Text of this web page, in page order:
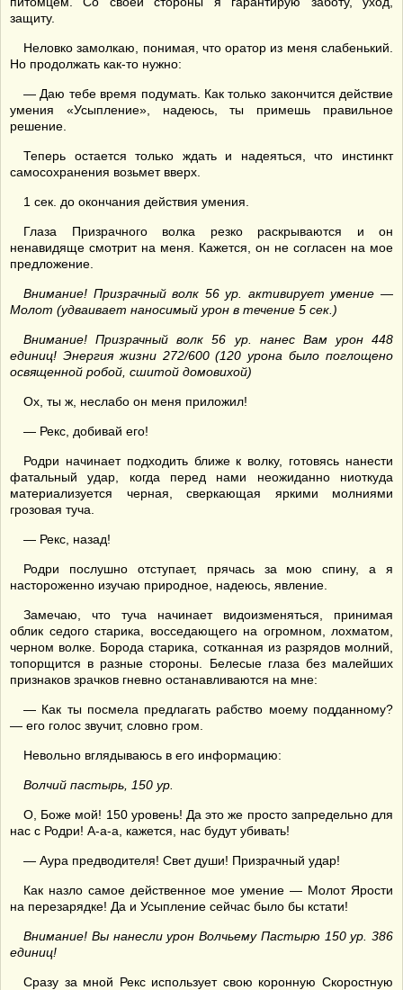
защиту.
Неловко замолкаю, понимая, что оратор из меня слабенький.
Но продолжать как-то нужно:
— Даю тебе время подумать. Как только закончится действие
умения «Усыпление», надеюсь, ты примешь правильное
решение.
Теперь остается только ждать и надеяться, что инстинкт
самосохранения возьмет вверх.
1 сек. до окончания действия умения.
Глаза Призрачного волка резко раскрываются и он
ненавидяще смотрит на меня. Кажется, он не согласен на мое
предложение.
Внимание! Призрачный волк 56 ур. активирует умение —
Молот (удваивает наносимый урон в течение 5 сек.)
Внимание! Призрачный волк 56 ур. нанес Вам урон 448
единиц! Энергия жизни 272/600 (120 урона было поглощено
освященной робой, сшитой домовихой)
Ох, ты ж, неслабо он меня приложил!
— Рекс, добивай его!
Родри начинает подходить ближе к волку, готовясь нанести
фатальный удар, когда перед нами неожиданно ниоткуда
материализуется черная, сверкающая яркими молниями
грозовая туча.
— Рекс, назад!
Родри послушно отступает, прячась за мою спину, а я
настороженно изучаю природное, надеюсь, явление.
Замечаю, что туча начинает видоизменяться, принимая
облик седого старика, восседающего на огромном, лохматом,
черном волке. Борода старика, сотканная из разрядов молний,
топорщится в разные стороны. Белесые глаза без малейших
признаков зрачков гневно останавливаются на мне:
— Как ты посмела предлагать рабство моему подданному?
— его голос звучит, словно гром.
Невольно вглядываюсь в его информацию:
Волчий пастырь, 150 ур.
О, Боже мой! 150 уровень! Да это же просто запредельно для
нас с Родри! А-а-а, кажется, нас будут убивать!
— Аура предводителя! Свет души! Призрачный удар!
Как назло самое действенное мое умение — Молот Ярости
на перезарядке! Да и Усыпление сейчас было бы кстати!
Внимание! Вы нанесли урон Волчьему Пастырю 150 ур. 386
единиц!
Сразу за мной Рекс использует свою коронную Скоростную